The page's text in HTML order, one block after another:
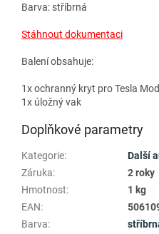
Barva: stříbrná
Stáhnout dokumentaci
Balení obsahuje:
1x ochranný kryt pro Tesla
1x úložný vak
Doplňkové parametry
Kategorie:
Další
Záruka:
2 roky
Hmotnost:
1 kg
EAN:
Barva: